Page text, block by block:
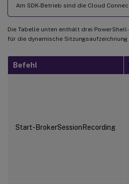
Am SDK-Betrieb sind die Cloud
Die Tabelle unten enthält drei
für die dynamische
Befehl
Start-BrokerSessionRecording